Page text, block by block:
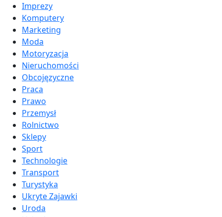
Imprezy
Komputery
Marketing
Moda
Motoryzacja
Nieruchomości
Obcojęzyczne
Praca
Prawo
Przemysł
Rolnictwo
Sklepy
Sport
Technologie
Transport
Turystyka
Ukryte Zajawki
Uroda